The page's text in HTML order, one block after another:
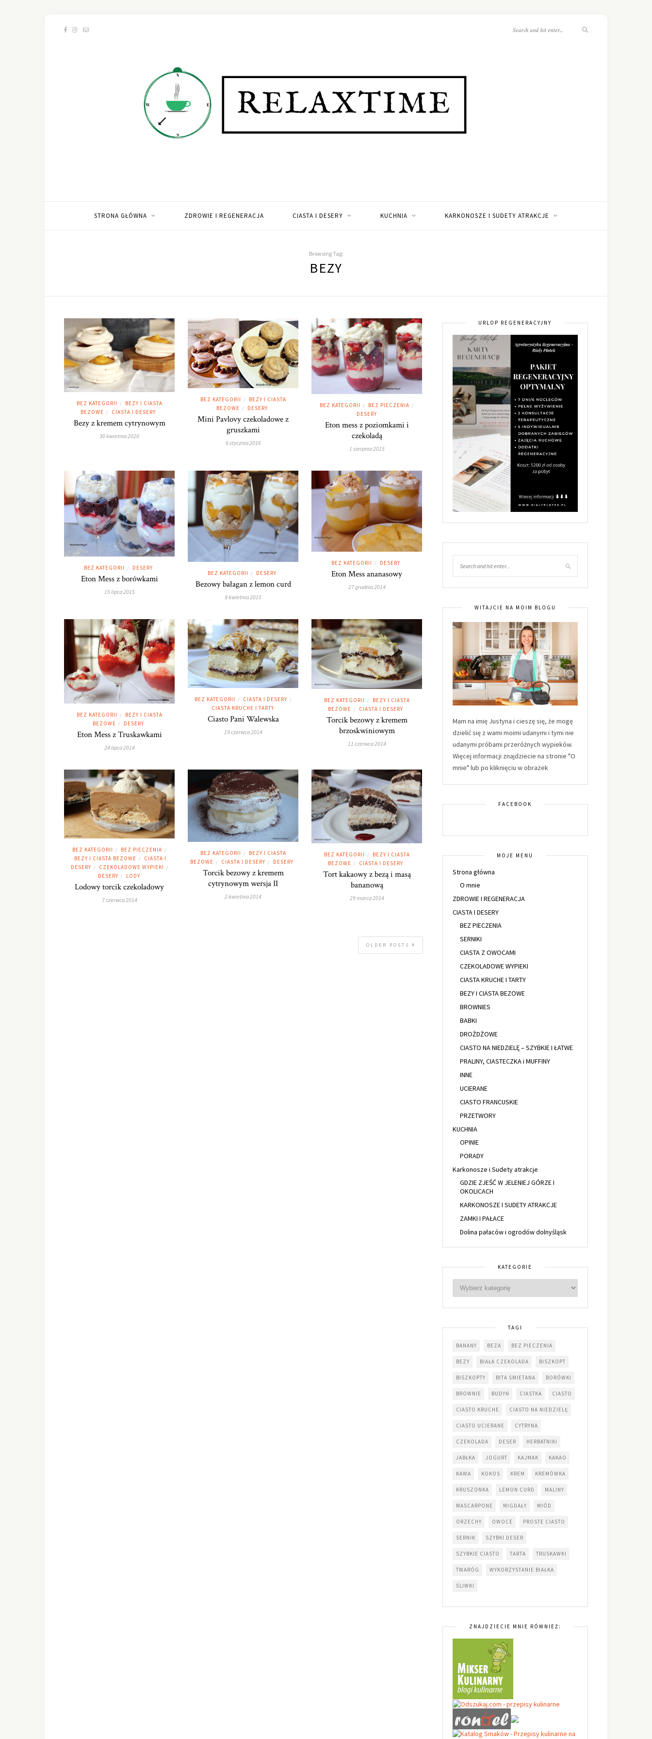
STRONA GŁÓWNA ZDROWIE I REGENERACJA CIASTA I DESERY KUCHNIA KARKONOSZE I SUDETY ATRAKCJE
Browsing Tag:
BEZY
BEZ KATEGORII /
BEZY I CIASTA
BEZOWE / CIASTA I DESERY
Bezy z kremem cytrynowym
30 kwietnia 2020
BEZ KATEGORII /
BEZY I CIASTA
BEZOWE / DESERY
Mini Pavlovy czekoladowe z
gruszkami
6 stycznia 2016
BEZ KATEGORII / BEZ PIECZENIA /
DESERY
Eton mess z poziomkami i
czekoladą
1 sierpnia 2015
BEZ KATEGORII / DESERY
Eton Mess z borówkami
15 lipca 2015
BEZ KATEGORII / DESERY
Bezowy bałagan z lemon curd
9 kwietnia 2015
BEZ KATEGORII / DESERY
Eton Mess ananasowy
27 grudnia 2014
BEZ KATEGORII /
BEZY I CIASTA
BEZOWE / DESERY
Eton Mess z Truskawkami
24 lipca 2014
BEZ KATEGORII / CIASTA I DESERY /
CIASTA KRUCHE I TARTY
Ciasto Pani Walewska
19 czerwca 2014
BEZ KATEGORII /
BEZY I CIASTA
BEZOWE / CIASTA I DESERY
Torcik bezowy z kremem
brzoskwiniowym
11 czerwca 2014
BEZ KATEGORII / BEZ PIECZENIA /
BEZY I CIASTA BEZOWE /
CIASTA I
DESERY / CZEKOLADOWE WYPIEKI /
DESERY / LODY
Lodowy torcik czekoladowy
7 czerwca 2014
BEZ KATEGORII /
BEZY I CIASTA
BEZOWE / CIASTA I DESERY / DESERY
Torcik bezowy z kremem
cytrynowym wersja II
2 kwietnia 2014
BEZ KATEGORII /
BEZY I CIASTA
BEZOWE / CIASTA I DESERY
Tort kakaowy z bezą i masą
bananową
29 marca 2014
OLDER POSTS
URLOP REGENERACYJNY
WITAJCIE NA MOIM BLOGU
Mam na imię Justyna i cieszę się, że mogę
dzielić się z wami moimi udanymi i tymi nie
udanymi próbami przeróżnych wypieków.
Więcej informacji znajdziecie na stronie "O
mnie" lub po kliknięciu w obrazek
FACEBOOK
MOJE MENU
Strona główna
O mnie
ZDROWIE I REGENERACJA
CIASTA I DESERY
BEZ PIECZENIA
SERNIKI
CIASTA Z OWOCAMI
CZEKOLADOWE WYPIEKI
CIASTA KRUCHE I TARTY
BEZY I CIASTA BEZOWE
BROWNIES
BABKI
DROŻDŻOWE
CIASTO NA NIEDZIELĘ – SZYBKIE I ŁATWE
PRALINY, CIASTECZKA i MUFFINY
INNE
UCIERANE
CIASTO FRANCUSKIE
PRZETWORY
KUCHNIA
OPINIE
PORADY
Karkonosze i Sudety atrakcje
GDZIE ZJEŚĆ W JELENIEJ GÓRZE I
OKOLICACH
KARKONOSZE I SUDETY ATRAKCJE
ZAMKI I PAŁACE
Dolina pałaców i ogrodów dolnyśląsk
KATEGORIE
TAGI
BANANY BEZA BEZ PIECZENIA
BEZY BIAŁA CZEKOLADA BISZKOPT
BISZKOPTY BITA ŚMIETANA BORÓWKI
BROWNIE BUDYŃ CIASTKA CIASTO
CIASTO KRUCHE CIASTO NA NIEDZIELĘ
CIASTO UCIERANE CYTRYNA
CZEKOLADA DESER HERBATNIKI
JABŁKA JOGURT KAJMAK KAKAO
KAWA KOKOS KREM KREMÓWKA
KRUSZONKA LEMON CURD MALINY
MASCARPONE MIGDAŁY MIÓD
ORZECHY OWOCE PROSTE CIASTO
SERNIK SZYBKI DESER
SZYBKIE CIASTO TARTA TRUSKAWKI
TWARÓG WYKORZYSTANIE BIAŁKA
ŚLIWKI
ZNAJDZIECIE MNIE RÓWNIEŻ: